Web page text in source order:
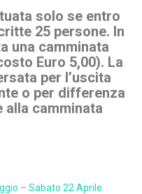
solo se entro
25 persone. In
una camminata
Euro 5,00). La
per l’uscita
o per differenza
alla camminata
– Sabato 22 Aprile